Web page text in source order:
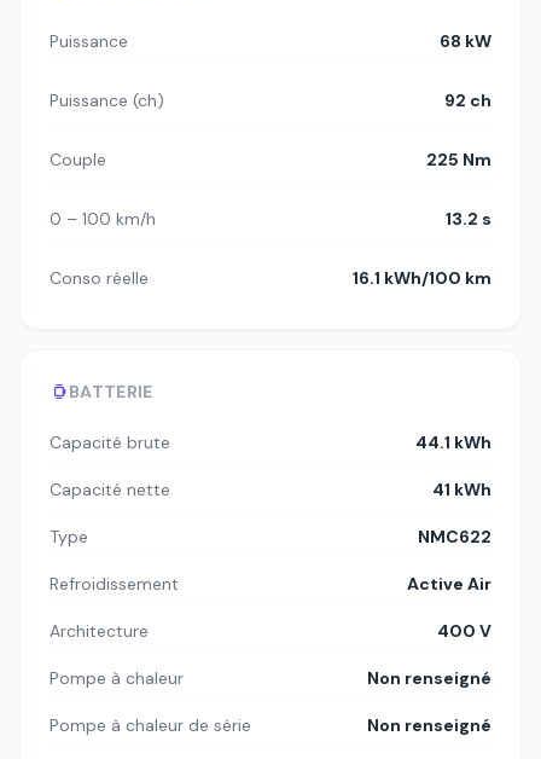
Puissance 68 kW
Puissance (ch) 92 ch
Couple 225 Nm
0 – 100 km/h 13.2 s
Conso réelle 16.1 kWh/100 km
BATTERIE
Capacité brute 44.1 kWh
Capacité nette 41 kWh
Type NMC622
Refroidissement Active Air
Architecture 400 V
Pompe à chaleur Non renseigné
Pompe à chaleur de série Non renseigné